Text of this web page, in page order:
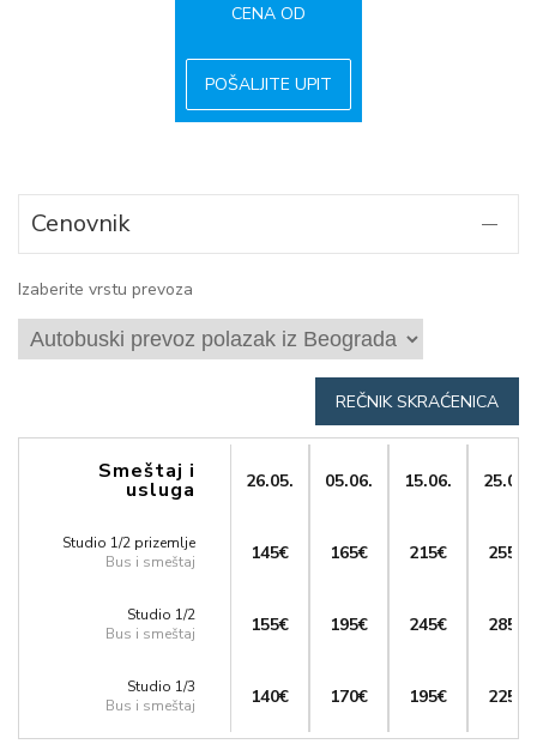
CENA OD
POŠALJITE UPIT
Cenovnik
Izaberite vrstu prevoza
REČNIK SKRAĆENICA
Smeštaj i
usluga
Studio 1/2 prizemlje
Bus i smeštaj
Studio 1/2
Bus i smeštaj
Studio 1/3
Bus i smeštaj
26.05.
145€
155€
140€
05.06.
165€
195€
170€
15.06.
215€
245€
195€
25.06.
255€
285€
225€